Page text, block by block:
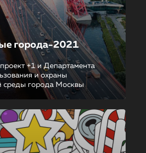
города-2021
+1 и Департамента
и охраны
города Москвы